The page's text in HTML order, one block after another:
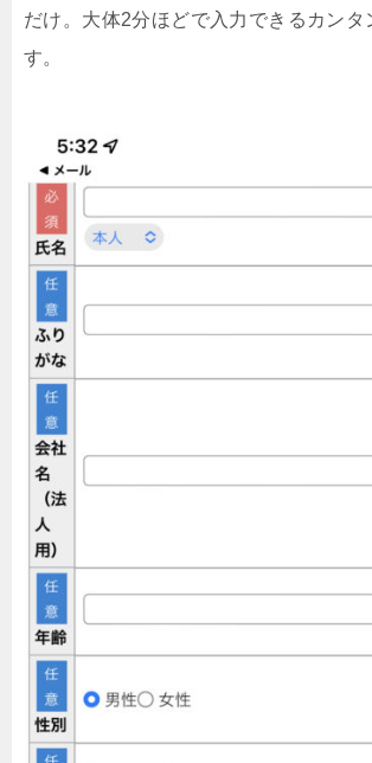
だけ。大体2分ほどで入力できるカンタ
す。